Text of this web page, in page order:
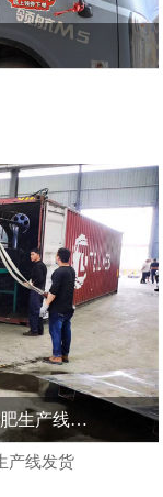
出口安哥拉年产2万吨，免烘干造粒有机肥生产线发货
产线发货